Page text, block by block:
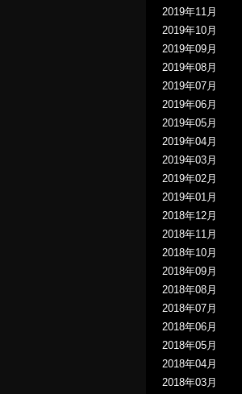
2019年11月
2019年10月
2019年09月
2019年08月
2019年07月
2019年06月
2019年05月
2019年04月
2019年03月
2019年02月
2019年01月
2018年12月
2018年11月
2018年10月
2018年09月
2018年08月
2018年07月
2018年06月
2018年05月
2018年04月
2018年03月